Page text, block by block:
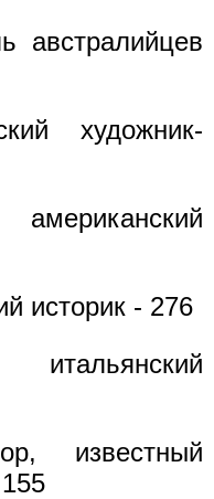
австралийцев
художник-
историк - 276
известный